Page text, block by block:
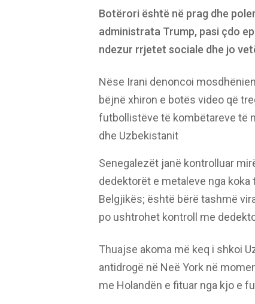
Botërori është në prag dhe
administrata Trump, pasi çdo
ndezur rrjetet sociale dhe jo
Nëse Irani denoncoi
bëjnë xhiron e botës video që
futbollistëve të kombëtareve të
dhe Uzbekistanit
Senegalezët janë kontrolluar
dedektorët e metaleve nga
Belgjikës; është bërë tashmë
po ushtrohet kontroll me
Thuajse akoma më keq i shkoi
antidrogë në Neë York në
me Holandën e fituar nga kjo e